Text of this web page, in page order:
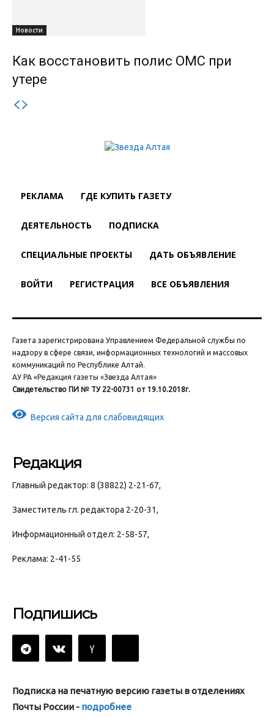
Новости
Как восстановить полис ОМС при
утере
РЕКЛАМА ГДЕ КУПИТЬ ГАЗЕТУ
ДЕЯТЕЛЬНОСТЬ ПОДПИСКА
СПЕЦИАЛЬНЫЕ ПРОЕКТЫ ДАТЬ ОБЪЯВЛЕНИЕ
ВОЙТИ РЕГИСТРАЦИЯ ВСЕ ОБЪЯВЛЕНИЯ
Газета зарегистрирована Управлением Федеральной службы по
надзору в сфере связи, информационных технологий и массовых
коммуникаций по Республике Алтай.
АУ РА «Редакция газеты «Звезда Алтая»
Свидетельство ПИ № ТУ 22-00731 от 19.10.2018г.
Версия сайта для слабовидящих
Редакция
Главный редактор: 8 (38822) 2-21-67,
Заместитель гл. редактора 2-20-31,
Информационный отдел: 2-58-57,
Реклама: 2-41-55
Подпишись
Подписка на печатную версию газеты в отделениях
Почты России - подробнее